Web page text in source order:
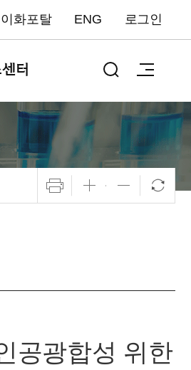
이화포탈 ENG 로그인
터
공광합성 위한